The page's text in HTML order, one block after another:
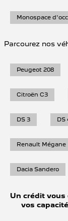
Monospace
Parcourez nos
Peugeot 208
Citroën C3
DS 3 DS
Renault Mégane
Dacia Sandero
Un crédit vous
vos